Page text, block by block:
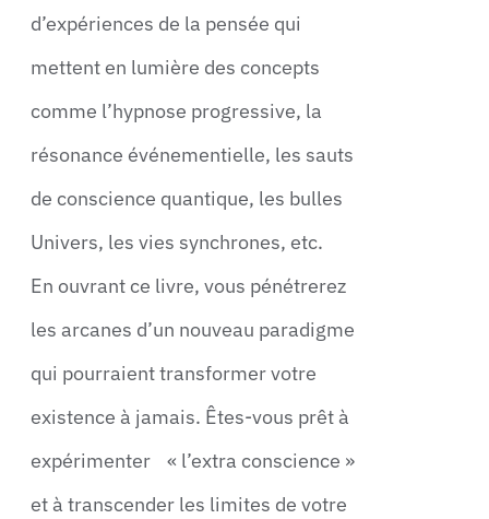
d’expériences de la pensée qui
mettent en lumière des concepts
comme l’hypnose progressive, la
résonance événementielle, les sauts
de conscience quantique, les bulles
Univers, les vies synchrones, etc.
En ouvrant ce livre, vous pénétrerez
les arcanes d’un nouveau paradigme
qui pourraient transformer votre
existence à jamais. Êtes-vous prêt à
expérimenter « l’extra conscience »
et à transcender les limites de votre